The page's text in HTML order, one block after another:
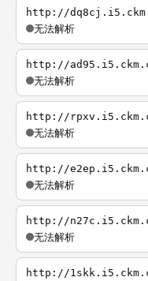
http://
无法解析
http://
无法解析
http://
无法解析
http://
无法解析
http://
无法解析
http://